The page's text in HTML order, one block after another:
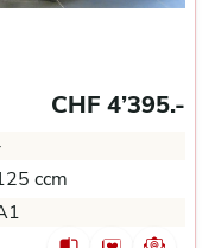
CHF 4’395.-
ccm